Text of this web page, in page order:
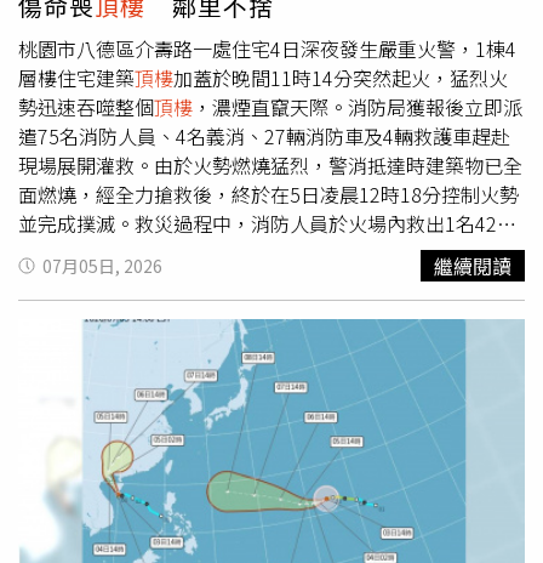
「颱風中這些都會變成高速飛行的危險物，趁現在收好」。
除了整理環境外，「消防神主牌」呼籲，民眾家中也應事先
備妥飲用水、乾糧、手電筒、行動電源及急救包等防災物
資，並確認手機已開啟災防警報功能，以便第一時間接收最
新防災資訊。最後，《消防神主牌》提醒，若颱風期間真的
不幸受困，應儘速撥打119求助，清楚告知所在地點，不要
因擔心麻煩消防人員而延誤通報，「這兩天把準備做好，才
是真正重要的事」。
桃園市八德區介壽路一處住宅4日深夜發生嚴重火警，1棟4
層樓住宅建築頂樓加蓋於晚間11時14分突然起火，猛烈火
勢迅速吞噬整個頂樓 ，濃煙直竄天際。消防局獲報後立即派
遣75名消防人員、4名義消、27輛消防車及4輛救護車趕赴
現場展開灌救。由於火勢燃燒猛烈，警消抵達時建築物已全
面燃燒，經全力搶救後，終於在5日凌晨12時18分控制火勢
並完成撲滅。救災過程中，消防人員於火場內救出1名42歲
林姓男子，但當時他全身約90％嚴重燒燙傷，且已失去生命
跡象，緊急送往醫院搶救。遺憾的是，儘管醫護人員全力救
治，林男仍因傷勢過重，於凌晨1時左右宣告不治，詳細死
亡原因仍有待檢警進一步相驗釐清，火警真正起火原因也將
由火災調查單位深入鑑定。據了解，林姓男子平時經營位於
該建築一樓的家庭便當店，與祖父一家三代同住。該便當店
在當地擁有不錯的口碑，不少居民都是熟客，在Google評
論更擁有4.5顆星的高分評價，憑藉實在的餐點與親切服
務，累積不少忠實顧客。沒想到一場突如其來的大火，不僅
奪走老闆寶貴生命，也讓熟悉這間便當店的鄰里與顧客深感
震驚與惋惜。此次起火建築為鋼筋混凝土（RC）四層樓建
07月05日, 2026 繼續閱讀